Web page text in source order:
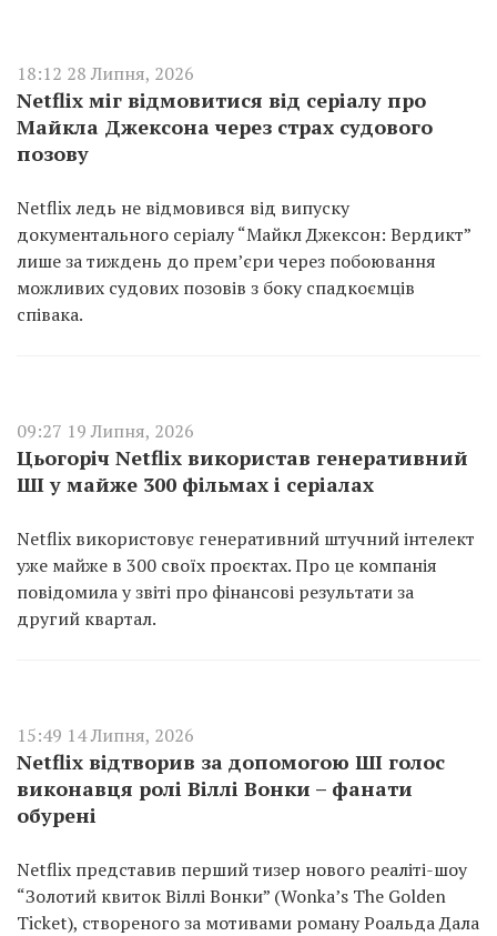
18:12 28 Липня, 2026
Netflix міг відмовитися від серіалу про
Майкла Джексона через страх судового
позову
Netflix ледь не відмовився від випуску
документального серіалу “Майкл Джексон: Вердикт”
лише за тиждень до прем’єри через побоювання
можливих судових позовів з боку спадкоємців
співака.
09:27 19 Липня, 2026
Цьогоріч Netflix використав генеративний
ШІ у майже 300 фільмах і серіалах
Netflix використовує генеративний штучний інтелект
уже майже в 300 своїх проєктах. Про це компанія
повідомила у звіті про фінансові результати за
другий квартал.
15:49 14 Липня, 2026
Netflix відтворив за допомогою ШІ голос
виконавця ролі Віллі Вонки – фанати
обурені
Netflix представив перший тизер нового реаліті-шоу
“Золотий квиток Віллі Вонки” (Wonka’s The Golden
Ticket), створеного за мотивами роману Роальда Дала